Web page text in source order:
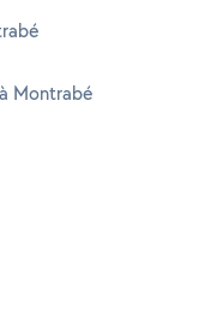
Montrabé